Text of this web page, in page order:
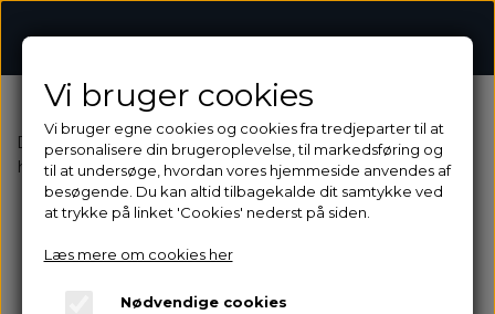
begravelsesbinderiet.dk
Denne funktion er ikke tilgængelig med et
hjemmeside abonnement
Vi bruger cookies
Vi bruger egne cookies og cookies fra tredjeparter til at
personalisere din brugeroplevelse, til markedsføring og
til at undersøge, hvordan vores hjemmeside anvendes af
besøgende. Du kan altid tilbagekalde dit samtykke ved
at trykke på linket 'Cookies' nederst på siden.
Læs mere om cookies her
Nødvendige cookies